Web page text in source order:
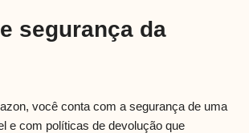
segurança da
você conta com a segurança de uma
e com políticas de devolução que